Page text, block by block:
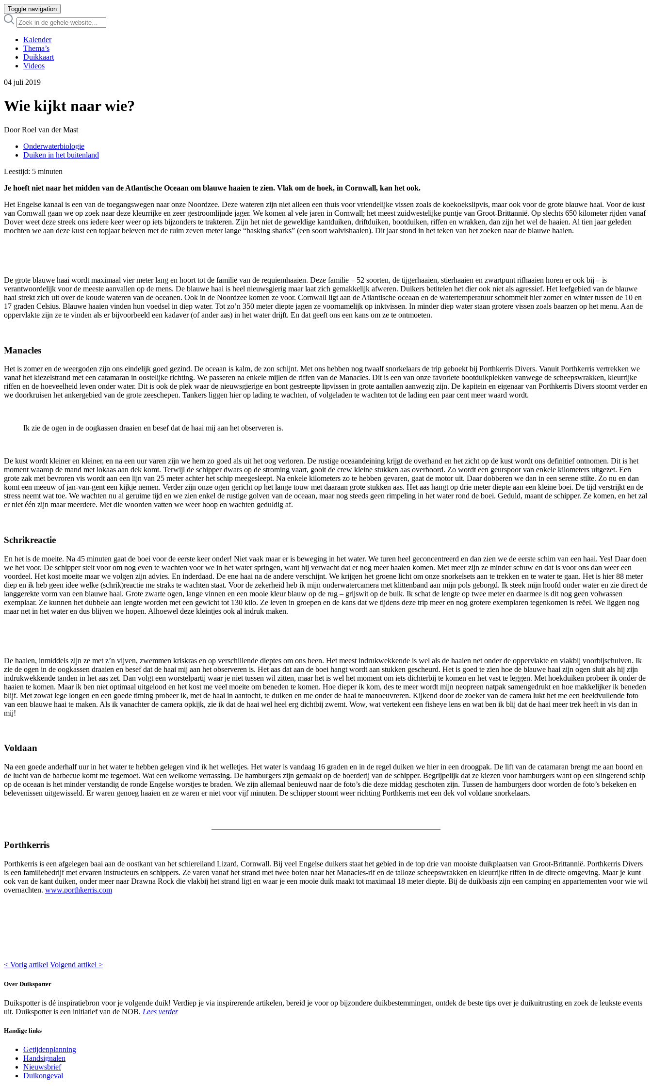
Toggle navigation
Kalender
Thema’s
Duikkaart
Videos
04 juli 2019
Wie kijkt naar wie?
Door Roel van der Mast
Onderwaterbiologie
Duiken in het buitenland
Leestijd: 5 minuten
Je hoeft niet naar het midden van de Atlantische Oceaan om blauwe haaien te zien. Vlak om de hoek, in Cornwall, kan het ook.
Het Engelse kanaal is een van de toegangswegen naar onze Noordzee. Deze wateren zijn niet alleen een thuis voor vriendelijke vissen zoals de koekoekslipvis, maar ook voor de grote blauwe haai. Voor de kust
van Cornwall gaan we op zoek naar deze kleurrijke en zeer gestroomlijnde jager. We komen al vele jaren in Cornwall; het meest zuidwestelijke puntje van Groot-Brittannië. Op slechts 650 kilometer rijden vanaf
Dover weet deze streek ons iedere keer weer op iets bijzonders te trakteren. Zijn het niet de geweldige kantduiken, driftduiken, bootduiken, riffen en wrakken, dan zijn het wel de haaien. Al tien jaar geleden
mochten we aan deze kust een topjaar beleven met de ruim zeven meter lange “basking sharks” (een soort walvishaaien). Dit jaar stond in het teken van het zoeken naar de blauwe haaien.
De grote blauwe haai wordt maximaal vier meter lang en hoort tot de familie van de requiemhaaien. Deze familie – 52 soorten, de tijgerhaaien, stierhaaien en zwartpunt rifhaaien horen er ook bij – is
verantwoordelijk voor de meeste aanvallen op de mens. De blauwe haai is heel nieuwsgierig maar laat zich gemakkelijk afweren. Duikers betitelen het dier ook niet als agressief. Het leefgebied van de blauwe
haai strekt zich uit over de koude wateren van de oceanen. Ook in de Noordzee komen ze voor. Cornwall ligt aan de Atlantische oceaan en de watertemperatuur schommelt hier zomer en winter tussen de 10 en
17 graden Celsius. Blauwe haaien vinden hun voedsel in diep water. Tot zo’n 350 meter diepte jagen ze voornamelijk op inktvissen. In minder diep water staan grotere vissen zoals baarzen op het menu. Aan de
oppervlakte zijn ze te vinden als er bijvoorbeeld een kadaver (of ander aas) in het water drijft. En dat geeft ons een kans om ze te ontmoeten.
Manacles
Het is zomer en de weergoden zijn ons eindelijk goed gezind. De oceaan is kalm, de zon schijnt. Met ons hebben nog twaalf snorkelaars de trip geboekt bij Porthkerris Divers. Vanuit Porthkerris vertrekken we
vanaf het kiezelstrand met een catamaran in oostelijke richting. We passeren na enkele mijlen de riffen van de Manacles. Dit is een van onze favoriete bootduikplekken vanwege de scheepswrakken, kleurrijke
riffen en de hoeveelheid leven onder water. Dit is ook de plek waar de nieuwsgierige en bont gestreepte lipvissen in grote aantallen aanwezig zijn. De kapitein en eigenaar van Porthkerris Divers stoomt verder en
we doorkruisen het ankergebied van de grote zeeschepen. Tankers liggen hier op lading te wachten, of volgeladen te wachten tot de lading een paar cent meer waard wordt.
Ik zie de ogen in de oogkassen draaien en besef dat de haai mij aan het observeren is.
De kust wordt kleiner en kleiner, en na een uur varen zijn we hem zo goed als uit het oog verloren. De rustige oceaandeining krijgt de overhand en het zicht op de kust wordt ons definitief ontnomen. Dit is het
moment waarop de mand met lokaas aan dek komt. Terwijl de schipper dwars op de stroming vaart, gooit de crew kleine stukken aas overboord. Zo wordt een geurspoor van enkele kilometers uitgezet. Een
grote zak met bevroren vis wordt aan een lijn van 25 meter achter het schip meegesleept. Na enkele kilometers zo te hebben gevaren, gaat de motor uit. Daar dobberen we dan in een serene stilte. Zo nu en dan
komt een meeuw of jan-van-gent een kijkje nemen. Verder zijn onze ogen gericht op het lange touw met daaraan grote stukken aas. Het aas hangt op drie meter diepte aan een kleine boei. De tijd verstrijkt en de
stress neemt wat toe. We wachten nu al geruime tijd en we zien enkel de rustige golven van de oceaan, maar nog steeds geen rimpeling in het water rond de boei. Geduld, maant de schipper. Ze komen, en het zal
er niet één zijn maar meerdere. Met die woorden vatten we weer hoop en wachten geduldig af.
Schrikreactie
En het is de moeite. Na 45 minuten gaat de boei voor de eerste keer onder! Niet vaak maar er is beweging in het water. We turen heel geconcentreerd en dan zien we de eerste schim van een haai. Yes! Daar doen
we het voor. De schipper stelt voor om nog even te wachten voor we in het water springen, want hij verwacht dat er nog meer haaien komen. Met meer zijn ze minder schuw en dat is voor ons dan weer een
voordeel. Het kost moeite maar we volgen zijn advies. En inderdaad. De ene haai na de andere verschijnt. We krijgen het groene licht om onze snorkelsets aan te trekken en te water te gaan. Het is hier 88 meter
diep en ik heb geen idee welke (schrik)reactie me straks te wachten staat. Voor de zekerheid heb ik mijn onderwatercamera met klittenband aan mijn pols geborgd. Ik steek mijn hoofd onder water en zie direct de
langgerekte vorm van een blauwe haai. Grote zwarte ogen, lange vinnen en een mooie kleur blauw op de rug – grijswit op de buik. Ik schat de lengte op twee meter en daarmee is dit nog geen volwassen
exemplaar. Ze kunnen het dubbele aan lengte worden met een gewicht tot 130 kilo. Ze leven in groepen en de kans dat we tijdens deze trip meer en nog grotere exemplaren tegenkomen is reëel. We liggen nog
maar net in het water en dus blijven we hopen. Alhoewel deze kleintjes ook al indruk maken.
De haaien, inmiddels zijn ze met z’n vijven, zwemmen kriskras en op verschillende dieptes om ons heen. Het meest indrukwekkende is wel als de haaien net onder de oppervlakte en vlakbij voorbijschuiven. Ik
zie de ogen in de oogkassen draaien en besef dat de haai mij aan het observeren is. Het aas dat aan de boei hangt wordt aan stukken gescheurd. Het is goed te zien hoe de blauwe haai zijn ogen sluit als hij zijn
indrukwekkende tanden in het aas zet. Dan volgt een worstelpartij waar je niet tussen wil zitten, maar het is wel het moment om iets dichterbij te komen en het vast te leggen. Met hoekduiken probeer ik onder de
haaien te komen. Maar ik ben niet optimaal uitgelood en het kost me veel moeite om beneden te komen. Hoe dieper ik kom, des te meer wordt mijn neopreen natpak samengedrukt en hoe makkelijker ik beneden
blijf. Met zowat lege longen en een goede timing probeer ik, met de haai in aantocht, te duiken en me onder de haai te manoeuvreren. Kijkend door de zoeker van de camera lukt het me een beeldvullende foto
van een blauwe haai te maken. Als ik vanachter de camera opkijk, zie ik dat de haai wel heel erg dichtbij zwemt. Wow, wat vertekent een fisheye lens en wat ben ik blij dat de haai meer trek heeft in vis dan in
mij!
Voldaan
Na een goede anderhalf uur in het water te hebben gelegen vind ik het welletjes. Het water is vandaag 16 graden en in de regel duiken we hier in een droogpak. De lift van de catamaran brengt me aan boord en
de lucht van de barbecue komt me tegemoet. Wat een welkome verrassing. De hamburgers zijn gemaakt op de boerderij van de schipper. Begrijpelijk dat ze kiezen voor hamburgers want op een slingerend schip
op de oceaan is het minder verstandig de ronde Engelse worstjes te braden. We zijn allemaal benieuwd naar de foto’s die deze middag geschoten zijn. Tussen de hamburgers door worden de foto’s bekeken en
belevenissen uitgewisseld. Er waren genoeg haaien en ze waren er niet voor vijf minuten. De schipper stoomt weer richting Porthkerris met een dek vol voldane snorkelaars.
Porthkerris
Porthkerris is een afgelegen baai aan de oostkant van het schiereiland Lizard, Cornwall. Bij veel Engelse duikers staat het gebied in de top drie van mooiste duikplaatsen van Groot-Brittannië. Porthkerris Divers
is een familiebedrijf met ervaren instructeurs en schippers. Ze varen vanaf het strand met twee boten naar het Manacles-rif en de talloze scheepswrakken en kleurrijke riffen in de directe omgeving. Maar je kunt
ook van de kant duiken, onder meer naar Drawna Rock die vlakbij het strand ligt en waar je een mooie duik maakt tot maximaal 18 meter diepte. Bij de duikbasis zijn een camping en appartementen voor wie wil
overnachten. www.porthkerris.com
< Vorig artikel Volgend artikel >
Over Duikspotter
Duikspotter is dé inspiratiebron voor je volgende duik! Verdiep je via inspirerende artikelen, bereid je voor op bijzondere duikbestemmingen, ontdek de beste tips over je duikuitrusting en zoek de leukste events
uit. Duikspotter is een initiatief van de NOB. Lees verder
Handige links
Getijdenplanning
Handsignalen
Nieuwsbrief
Duikongeval